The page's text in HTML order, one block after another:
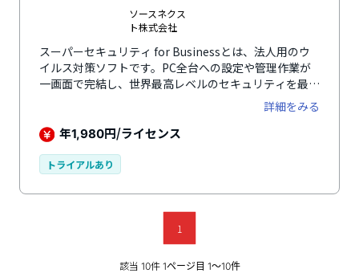
ソースネクス
ト株式会社
スーパーセキュリティ for Businessとは、法人用のウ
イルス対策ソフトです。PC全台への設定や管理作業が
一画面で完結し、世界最高レベルのセキュリティを最安
の価格で実現します。管理サーバーの構築は不要で、保
守費もかかりません。少ないリソースで、さまざまなサ
イバー攻撃からビジネスを守ります。世界最高レベルの
国で高く評価され、第三者機関による性能テストでも継
ラスの価格を実現しており、コストの削減にも大きく貢
献します。日本語で使いやすい管理コンソールを提供し
ている点も魅力です。管理しているエンドポイントの状
況がブラウザにて一目で認識できるため、必要なセキュ
リティ対策をすぐに把握できます。
詳細をみる
年1,980円/ライセンス
トライアルあり
1
該当 10件 1ページ目 1〜10件